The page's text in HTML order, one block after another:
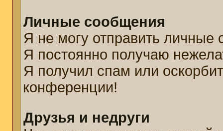
Личные сообщения
Я не могу отправить личные
Я постоянно получаю
Я получил спам или
конференции!
Друзья и недруги